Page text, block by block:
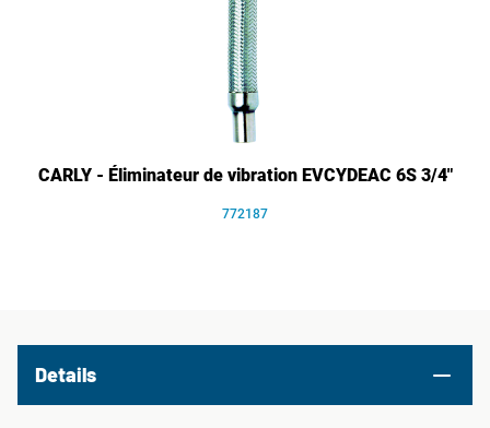
CARLY - Éliminateur de vibration EVCYDEAC 6S 3/4"
772187
Details